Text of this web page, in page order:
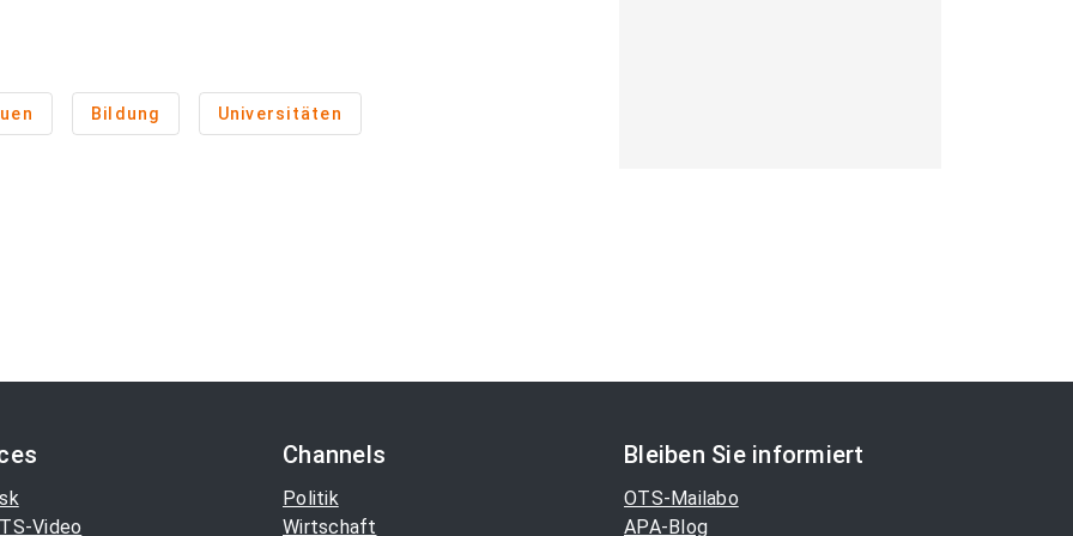
Bildung Universitäten
Video
Channels
Politik
Wirtschaft
Bleiben Sie informiert
OTS-Mailabo
APA-Blog